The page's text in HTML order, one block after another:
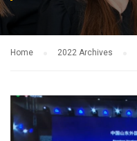
Home 2022 Archives